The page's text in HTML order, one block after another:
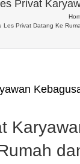
Privat
Les Privat Datang Ke